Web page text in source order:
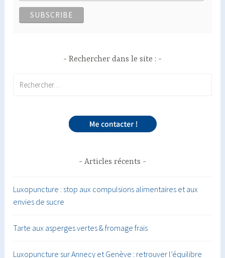
Rechercher dans le site :
Articles récents
Luxopuncture : stop aux compulsions alimentaires et aux
envies de sucre
Tarte aux asperges vertes & fromage frais
Luxopuncture sur Annecy et Genève : retrouver l’équilibre